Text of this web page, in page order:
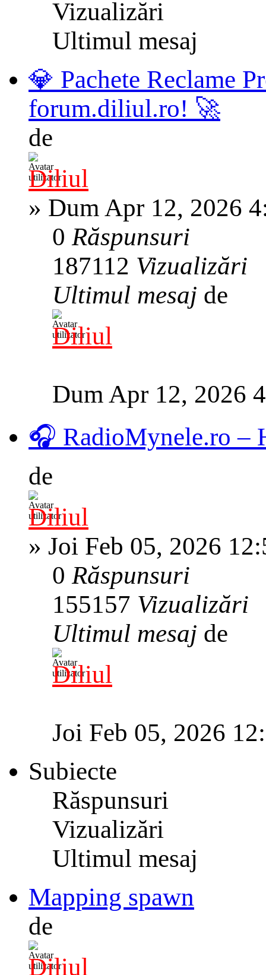
Vizualizări
Ultimul mesaj
💎 Pachete Reclame
forum.diliul.ro! 🚀
de
Diliul
» Dum Apr 12, 2026
0Răspunsuri
187112 Vizualizări
Ultimul mesaj de
Diliul
Dum Apr 12, 2026
🎧 RadioMynele.ro –
de
Diliul
» Joi Feb 05, 2026
0Răspunsuri
155157 Vizualizări
Ultimul mesaj de
Diliul
Joi Feb 05, 2026
Subiecte
Răspunsuri
Vizualizări
Ultimul mesaj
Mapping spawn
de
Diliul